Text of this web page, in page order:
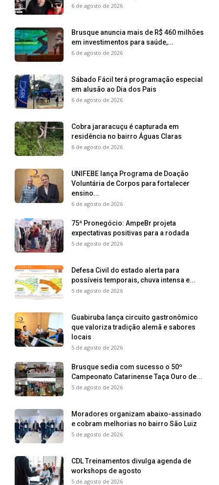
6 de agosto de 2026
Brusque anuncia mais de R$ 460 milhões
em investimentos para saúde,...
6 de agosto de 2026
Sábado Fácil terá programação especial
em alusão ao Dia dos Pais
6 de agosto de 2026
Cobra jararacuçu é capturada em
residência no bairro Águas Claras
6 de agosto de 2026
UNIFEBE lança Programa de Doação
Voluntária de Corpos para fortalecer
ensino...
6 de agosto de 2026
75ª Pronegócio: AmpeBr projeta
expectativas positivas para a rodada
5 de agosto de 2026
Defesa Civil do estado alerta para
possíveis temporais, chuva intensa e...
5 de agosto de 2026
Guabiruba lança circuito gastronômico
que valoriza tradição alemã e sabores
locais
5 de agosto de 2026
Brusque sedia com sucesso o 50º
Campeonato Catarinense Taça Ouro de...
5 de agosto de 2026
Moradores organizam abaixo-assinado
e cobram melhorias no bairro São Luiz
5 de agosto de 2026
CDL Treinamentos divulga agenda de
workshops de agosto
5 de agosto de 2026